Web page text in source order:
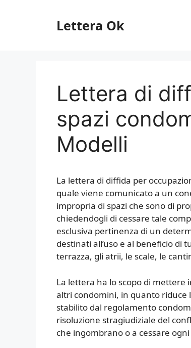
Lettera Ok
Lettera di
spazi
Modelli
La lettera di diffida per
quale viene comunicato a un
impropria di spazi che sono di
chiedendogli di cessare tale
esclusiva pertinenza di un
destinati all’uso e al beneficio di
terrazza, gli atrii, le scale, le
La lettera ha lo scopo di mettere
altri condomini, in quanto riduce
stabilito dal regolamento
risoluzione stragiudiziale del
che ingombrano o a cessare